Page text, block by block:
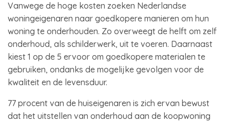
Vanwege de hoge kosten zoeken Nederlandse
woningeigenaren naar goedkopere manieren om hun
woning te onderhouden. Zo overweegt de helft om zelf
onderhoud, als schilderwerk, uit te voeren. Daarnaast
kiest 1 op de 5 ervoor om goedkopere materialen te
gebruiken, ondanks de mogelijke gevolgen voor de
kwaliteit en de levensduur.
77 procent van de huiseigenaren is zich ervan bewust
dat het uitstellen van onderhoud aan de koopwoning